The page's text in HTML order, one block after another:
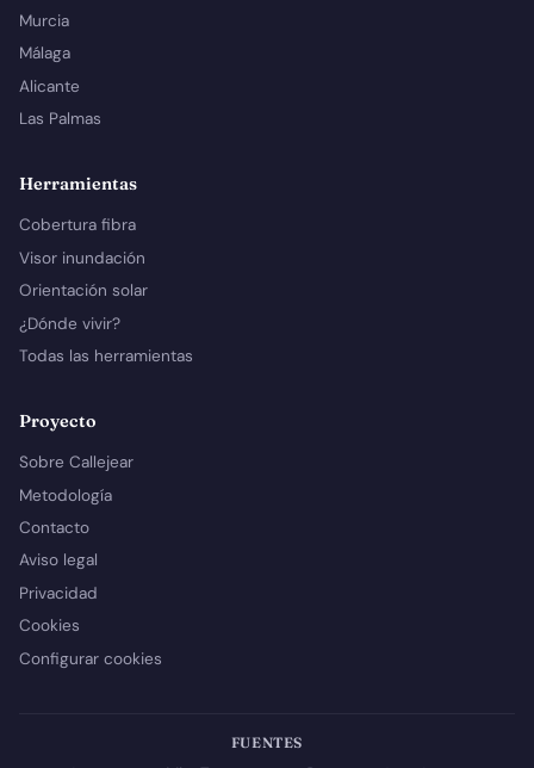
Murcia
Málaga
Alicante
Las Palmas
Herramientas
Cobertura fibra
Visor inundación
Orientación solar
¿Dónde vivir?
Todas las herramientas
Proyecto
Sobre Callejear
Metodología
Contacto
Aviso legal
Privacidad
Cookies
Configurar cookies
FUENTES